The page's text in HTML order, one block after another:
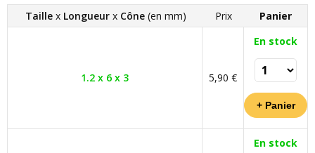
Taillex Longueurx Cône(en mm) Prix Panier
1.2 x 6 x 3 5,90 €
En stock
En stock